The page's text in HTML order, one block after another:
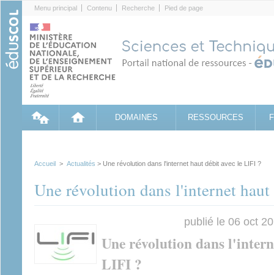
Menu principal Contenu Recherche Pied de page
DOMAINES RESSOURCES
Accueil > Actualités > Une révolution dans l'internet haut débit avec le LIFI ?
Une révolution dans l'internet
publié le 06 oct
Une révolution dans
LIFI ?